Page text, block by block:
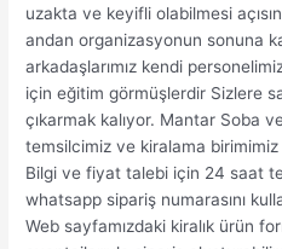
uzakta ve keyifli olabilmesi
andan organizasyonun sonuna
arkadaşlarımız kendi
için eğitim görmüşlerdir Sizlere
çıkarmak kalıyor. Mantar Soba
temsilcimiz ve kiralama
Bilgi ve fiyat talebi için 24 saat
whatsapp sipariş numarasını
Web sayfamızdaki kiralık ürün